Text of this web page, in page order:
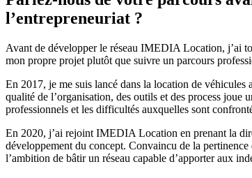
l’entrepreneuriat ?
Avant de développer le réseau IMEDIA Location, j’ai
mon propre projet plutôt que suivre un parcours
En 2017, je me suis lancé dans la location de véhicules
qualité de l’organisation, des outils et des process joue
professionnels et les difficultés auxquelles sont
En 2020, j’ai rejoint IMEDIA Location en prenant la
développement du concept. Convaincu de la
l’ambition de bâtir un réseau capable d’apporter aux